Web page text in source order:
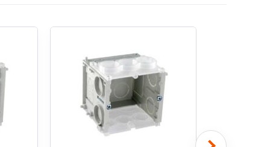
DES APPAREILS
FACE INTERIEURE